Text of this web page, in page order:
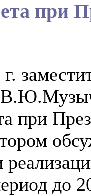
при
при
до